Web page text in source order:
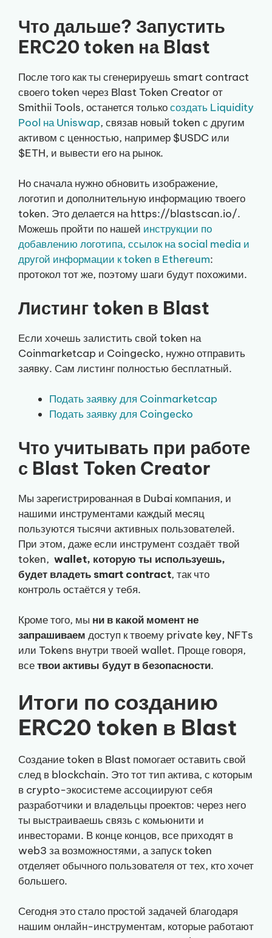
Что дальше? Запустить
ERC20 token на Blast
После того как ты сгенерируешь smart contract
своего token через Blast Token Creator от
Smithii Tools, останется толькосоздать Liquidity
Pool на Uniswap, связав новый token с другим
активом с ценностью, например $USDC или
$ETH, и вывести его на рынок.
Но сначала нужно обновить изображение,
логотип и дополнительную информацию твоего
token. Это делается на https://blastscan.io/.
Можешь пройти по нашей инструкции по
добавлению логотипа, ссылок на social media и
другой информации к token в Ethereum:
протокол тот же, поэтому шаги будут похожими.
Листинг token в Blast
Если хочешь залистить свой token на
Coinmarketcap и Coingecko, нужно отправить
заявку. Сам листинг полностью бесплатный.
Подать заявку для Coinmarketcap
Подать заявку для Coingecko
Что учитывать при работе
с Blast Token Creator
Мы зарегистрированная в Dubai компания, и
нашими инструментами каждый месяц
пользуются тысячи активных пользователей.
При этом, даже если инструмент создаёт твой
token, wallet, которую ты используешь,
будет владеть smart contract, так что
контроль остаётся у тебя.
Кроме того, мы ни в какой момент не
запрашиваем доступ к твоему private key, NFTs
или Tokens внутри твоей wallet. Проще говоря,
всетвои активы будут в безопасности.
Итоги по созданию
ERC20 token в Blast
Создание token в Blast помогает оставить свой
след в blockchain. Это тот тип актива, с которым
в crypto-экосистеме ассоциируют себя
разработчики и владельцы проектов: через него
ты выстраиваешь связь с комьюнити и
инвесторами. В конце концов, все приходят в
web3 за возможностями, а запуск token
отделяет обычного пользователя от тех, кто хочет
большего.
Сегодня это стало простой задачей благодаря
нашим онлайн-инструментам, которые работают